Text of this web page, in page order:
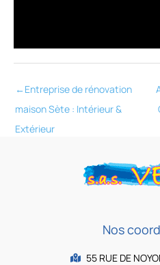
←Entreprise de rénovation
maison Sète : Intérieur &
Extérieur
Nos
55 RUE DE